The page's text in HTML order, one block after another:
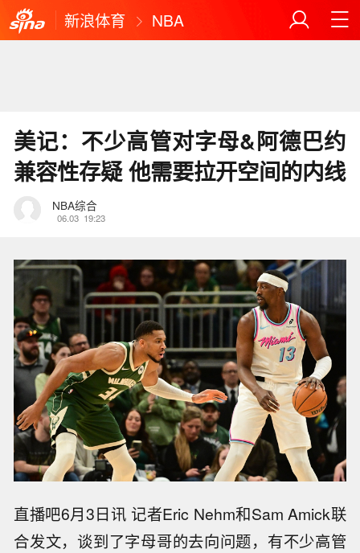
新浪体育 NBA
美记：不少高管对字母&阿德巴约
兼容性存疑 他需要拉开空间的内线
NBA综合
06.03 19:23
直播吧6月3日讯 记者Eric Nehm和Sam Amick联
合发文，谈到了字母哥的去向问题，有不少高管